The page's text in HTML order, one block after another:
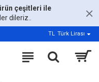
çeşitleri ile
dileriz..
TL Türk Lirası